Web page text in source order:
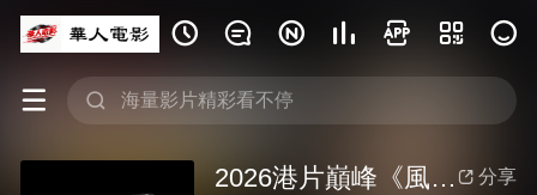
      
 
 分享
2026港片巔峰《風林火山》，梁家輝、古天樂大腕雲集，尺度爆表瘋狂刪減！